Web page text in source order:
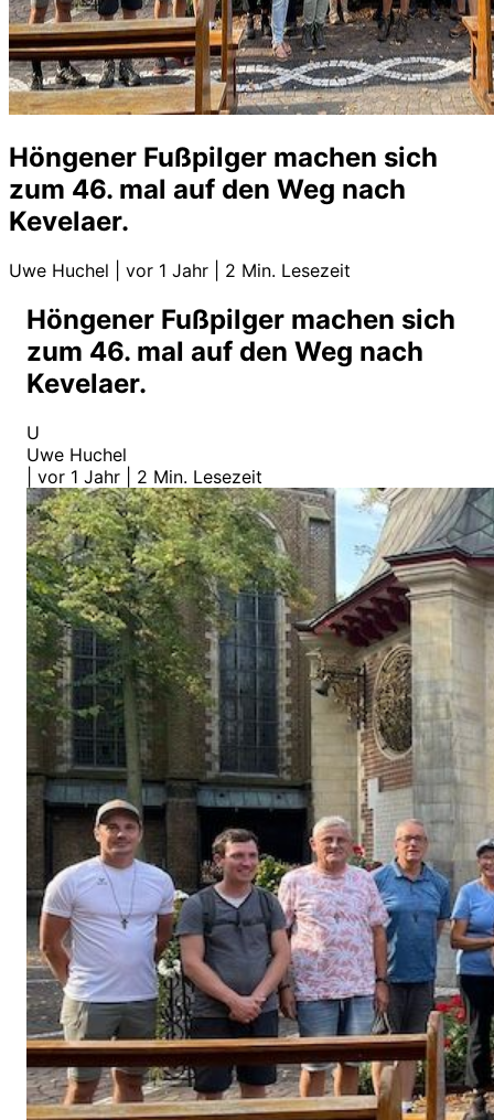
Höngener Fußpilger machen sich
zum 46. mal auf den Weg nach
Kevelaer.
Uwe Huchel vor 1 Jahr 2 Min. Lesezeit
Höngener Fußpilger machen sich
zum 46. mal auf den Weg nach
Kevelaer.
U
Uwe Huchel
vor 1 Jahr 2 Min. Lesezeit